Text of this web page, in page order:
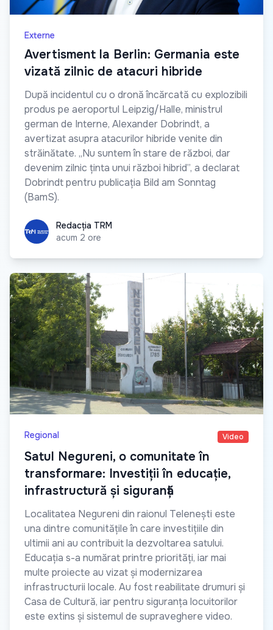
Externe
Avertisment la Berlin: Germania este
vizată zilnic de atacuri hibride
După incidentul cu o dronă încărcată cu explozibili
produs pe aeroportul Leipzig/Halle, ministrul
german de Interne, Alexander Dobrindt, a
avertizat asupra atacurilor hibride venite din
străinătate. „Nu suntem în stare de război, dar
devenim zilnic ținta unui război hibrid”, a declarat
Dobrindt pentru publicația Bild am Sonntag
(BamS).
Redacția TRM
Redacția TRM
acum 2 ore
Regional Video
Satul Negureni, o comunitate în
transformare: Investiții în educație,
infrastructură și siguranță
Localitatea Negureni din raionul Telenești este
una dintre comunitățile în care investițiile din
ultimii ani au contribuit la dezvoltarea satului.
Educația s-a numărat printre priorități, iar mai
multe proiecte au vizat și modernizarea
infrastructurii locale. Au fost reabilitate drumuri și
Casa de Cultură, iar pentru siguranța locuitorilor
este extins și sistemul de supraveghere video.